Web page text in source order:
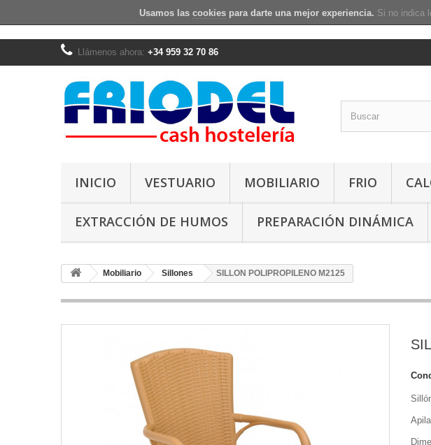
Usamos las cookiespara darte una mejor experiencia. Si no indica
Llámenos ahora: +34 959 32 70 86
INICIO VESTUARIO MOBILIARIO FRIO
EXTRACCIÓN DE HUMOS PREPARACIÓN DINÁMICA
Mobiliario Sillones SILLON POLIPROPILENO M2125